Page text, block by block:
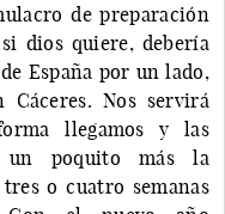
de preparación
dios quiere, debería
España por un lado,
Nos servirá
llegamos y las
un poquito más la
o cuatro semanas